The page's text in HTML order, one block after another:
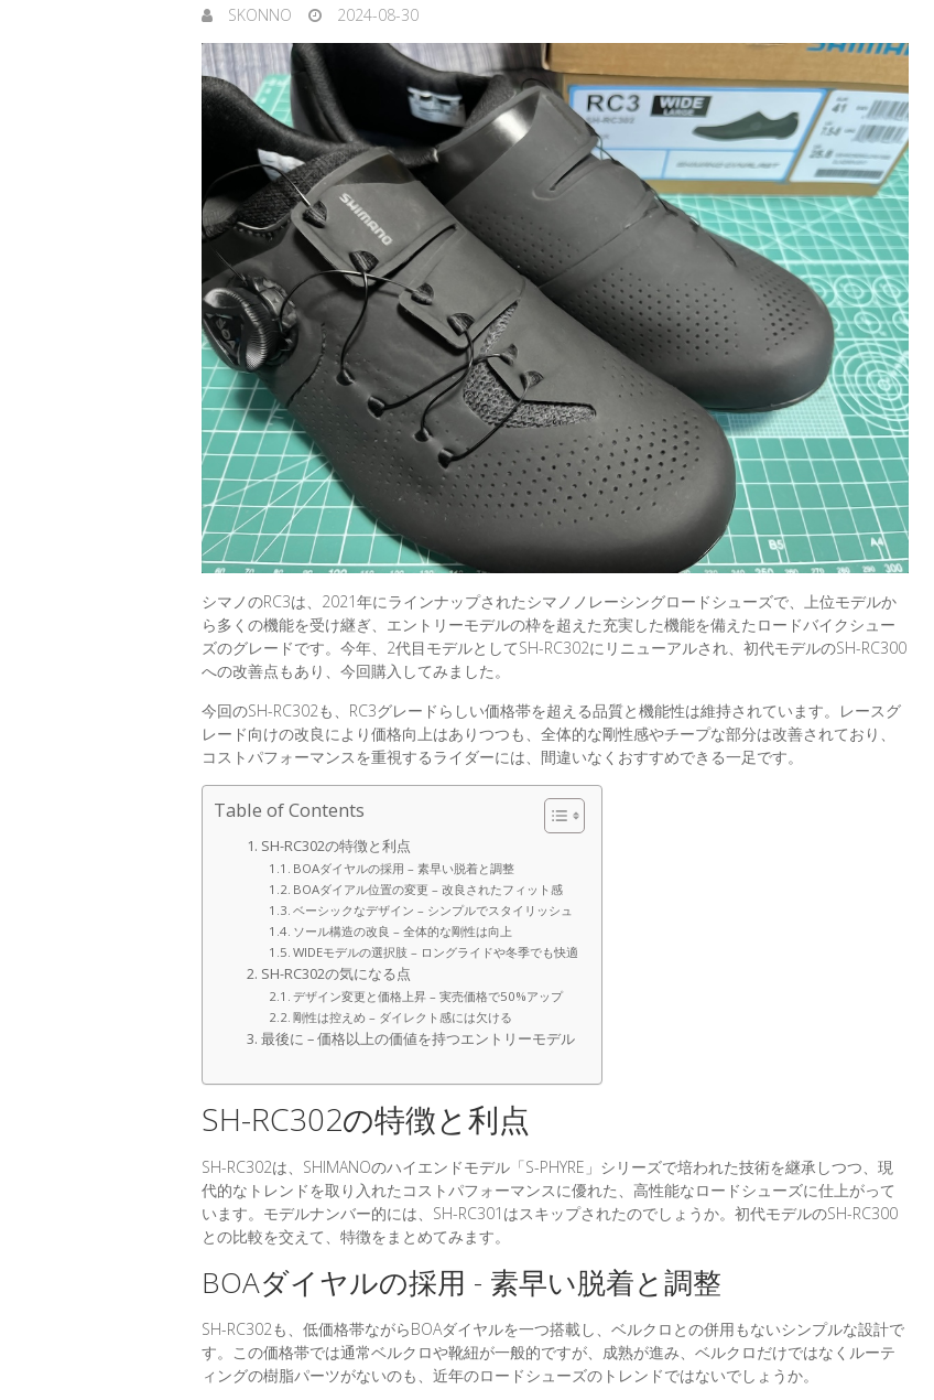
SKONNO 2024-08-30
シマノのRC3は、2021年にラインナップされたシマノノレーシングロードシューズで、上位モデルか
ら多くの機能を受け継ぎ、エントリーモデルの枠を超えた充実した機能を備えたロードバイクシュー
ズのグレードです。今年、2代目モデルとしてSH-RC302にリニューアルされ、初代モデルのSH-RC300
への改善点もあり、今回購入してみました。
今回のSH-RC302も、RC3グレードらしい価格帯を超える品質と機能性は維持されています。レースグ
レード向けの改良により価格向上はありつつも、全体的な剛性感やチープな部分は改善されており、
コストパフォーマンスを重視するライダーには、間違いなくおすすめできる一足です。
Table of Contents
SH-RC302の特徴と利点
BOAダイヤルの採用 – 素早い脱着と調整
BOAダイアル位置の変更 – 改良されたフィット感
ベーシックなデザイン – シンプルでスタイリッシュ
ソール構造の改良 – 全体的な剛性は向上
WIDEモデルの選択肢 – ロングライドや冬季でも快適
SH-RC302の気になる点
デザイン変更と価格上昇 – 実売価格で50%アップ
剛性は控えめ – ダイレクト感には欠ける
最後に – 価格以上の価値を持つエントリーモデル
SH-RC302の特徴と利点
SH-RC302は、SHIMANOのハイエンドモデル「S-PHYRE」シリーズで培われた技術を継承しつつ、現
代的なトレンドを取り入れたコストパフォーマンスに優れた、高性能なロードシューズに仕上がって
います。モデルナンバー的には、SH-RC301はスキップされたのでしょうか。初代モデルのSH-RC300
との比較を交えて、特徴をまとめてみます。
BOAダイヤルの採用 - 素早い脱着と調整
SH-RC302も、低価格帯ながらBOAダイヤルを一つ搭載し、ベルクロとの併用もないシンプルな設計で
す。この価格帯では通常ベルクロや靴紐が一般的ですが、成熟が進み、ベルクロだけではなくルーテ
ィングの樹脂パーツがないのも、近年のロードシューズのトレンドではないでしょうか。